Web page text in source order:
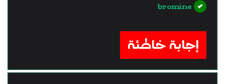
bromine
إجابة خاطئة